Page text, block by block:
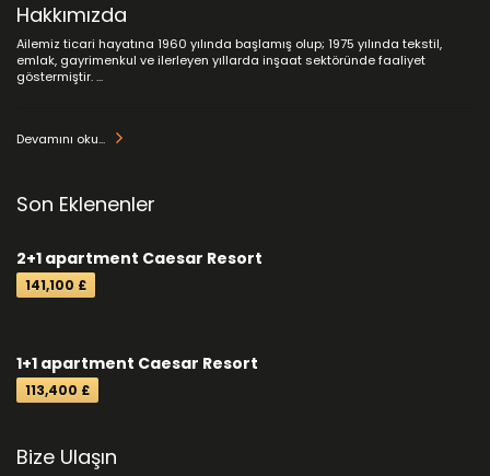
Hakkımızda
Ailemiz ticari hayatına 1960 yılında başlamış olup; 1975 yılında tekstil,
emlak, gayrimenkul ve ilerleyen yıllarda inşaat sektöründe faaliyet
göstermiştir. ...
Devamını oku...
Son Eklenenler
2+1 apartment Caesar Resort
141,100 £
1+1 apartment Caesar Resort
113,400 £
Bize Ulaşın